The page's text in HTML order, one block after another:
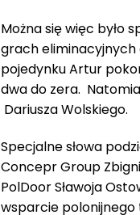
Można się więc było
grach eliminacyjnych
pojedynku Artur
dwa do zera.
Dariusza Wolskiego.
Specjalne słowa
Concepr Group
PolDoor Sławoja
wsparcie polonijnego